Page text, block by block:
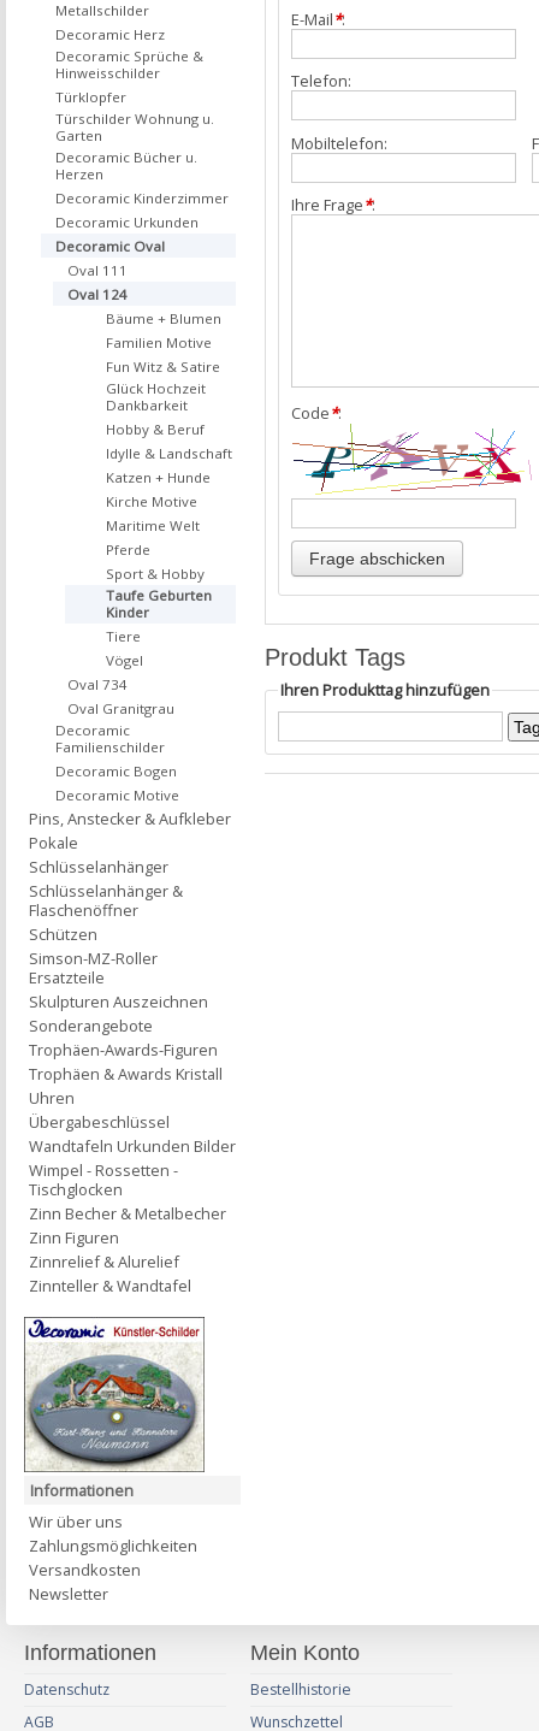
E-Mail*:
Telefon:
Mobiltelefon:
Ihre Frage*:
Code*:
Produkt Tags
Ihren Produkttag hinzufügen
Metallschilder
Decoramic Herz
Decoramic Sprüche &
Hinweisschilder
Türklopfer
Türschilder Wohnung u.
Garten
Decoramic Bücher u.
Herzen
Decoramic Kinderzimmer
Decoramic Urkunden
Decoramic Oval
Oval 111
Oval 124
Bäume + Blumen
Familien Motive
Fun Witz & Satire
Glück Hochzeit
Dankbarkeit
Hobby & Beruf
Idylle & Landschaft
Katzen + Hunde
Kirche Motive
Maritime Welt
Pferde
Sport & Hobby
Taufe Geburten
Kinder
Tiere
Vögel
Oval 734
Oval Granitgrau
Decoramic
Familienschilder
Decoramic Bogen
Decoramic Motive
Pins, Anstecker & Aufkleber
Pokale
Schlüsselanhänger
Schlüsselanhänger &
Flaschenöffner
Schützen
Simson-MZ-Roller
Ersatzteile
Skulpturen Auszeichnen
Sonderangebote
Trophäen-Awards-Figuren
Trophäen & Awards Kristall
Uhren
Übergabeschlüssel
Wandtafeln Urkunden Bilder
Wimpel - Rossetten -
Tischglocken
Zinn Becher & Metalbecher
Zinn Figuren
Zinnrelief & Alurelief
Zinnteller & Wandtafel
Informationen
Wir über uns
Zahlungsmöglichkeiten
Versandkosten
Newsletter
Informationen
Datenschutz
AGB
Mein Konto
Bestellhistorie
Wunschzettel